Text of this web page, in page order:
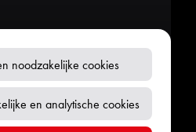
noodzakelijke cookies
en analytische cookies